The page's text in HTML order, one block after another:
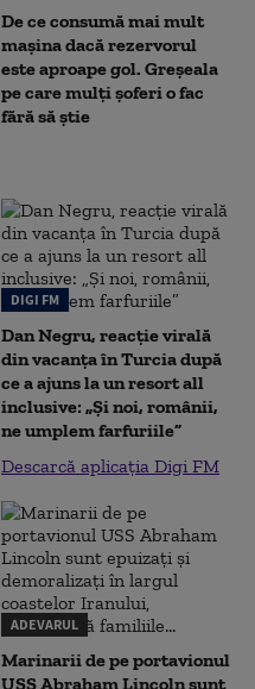
De ce consumă mai mult
mașina dacă rezervorul
este aproape gol. Greșeala
pe care mulți șoferi o fac
fără să știe
DIGI FM
Dan Negru, reacție virală
din vacanța în Turcia după
ce a ajuns la un resort all
inclusive: „Și noi, românii,
ne umplem farfuriile”
Descarcă aplicația Digi FM
ADEVARUL
Marinarii de pe portavionul
USS Abraham Lincoln sunt